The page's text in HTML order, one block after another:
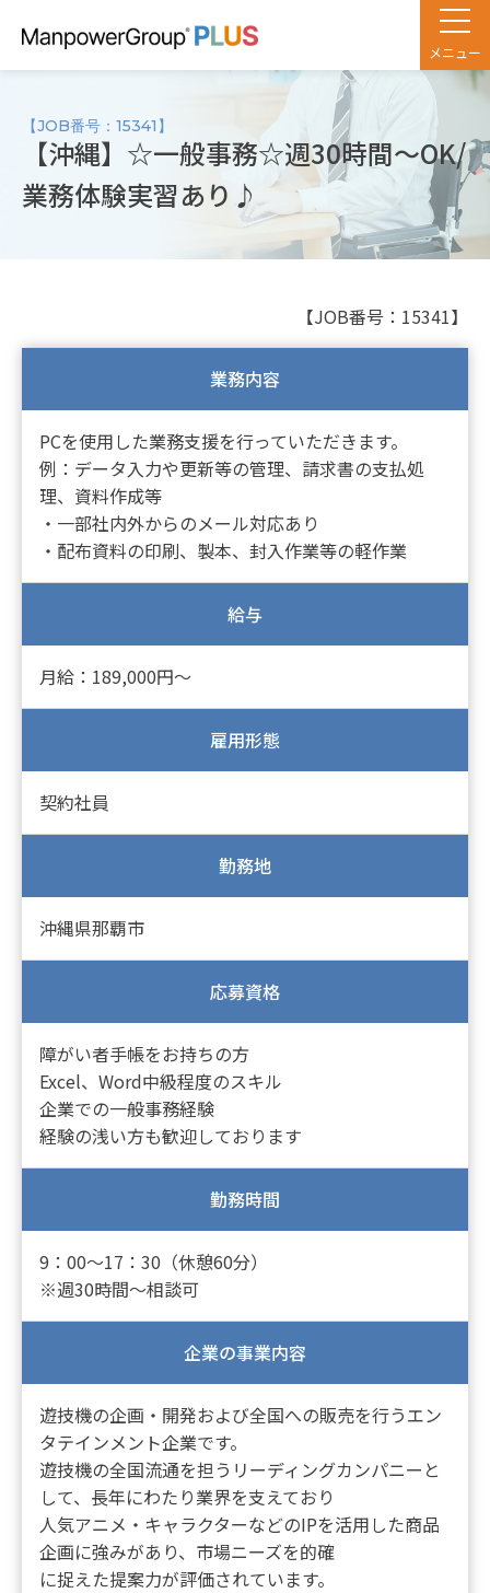
メニュー
【JOB番号：15341】
【沖縄】☆一般事務☆週30時間～OK/
業務体験実習あり♪
【JOB番号：15341】
業務内容
PCを使用した業務支援を行っていただきます。
例：データ入力や更新等の管理、請求書の支払処
理、資料作成等
・一部社内外からのメール対応あり
・配布資料の印刷、製本、封入作業等の軽作業
給与
月給：189,000円～
雇用形態
契約社員
勤務地
沖縄県那覇市
応募資格
障がい者手帳をお持ちの方
Excel、Word中級程度のスキル
企業での一般事務経験
経験の浅い方も歓迎しております
勤務時間
9：00～17：30（休憩60分）
※週30時間～相談可
企業の事業内容
遊技機の企画・開発および全国への販売を行うエン
タテインメント企業です。
遊技機の全国流通を担うリーディングカンパニーと
して、長年にわたり業界を支えており
人気アニメ・キャラクターなどのIPを活用した商品
企画に強みがあり、市場ニーズを的確
に捉えた提案力が評価されています。